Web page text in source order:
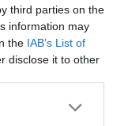
third parties on the
information may
the IAB’s List of
disclose it to other
ΕΡΓΟΥ